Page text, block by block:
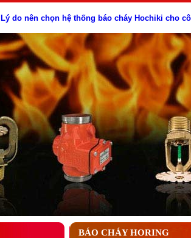
Lý do nên chọn hệ thống báo cháy Hochiki cho
Cấu tạo và nguyên lý hoạt động của báo cháy
Tìm hiểu chi tiết về hệ thống báo cháy Horing
Các loại thang dây thoát hiểm phổ biến trên thị
Thang dây thoát hiểm có tác dụng gì trong tình
Cấu tạo đầu phun chữa cháy trong hệ thống
Kim thu sét là gì? Cấu tạo, nguyên lý hoạt động
Đầu phun chữa cháy là gì và nguyên lý hoạt
Đầu phun chữa cháy là gì ? Tìm hiểu chi tiết từ A-
BÁO CHÁY HORING